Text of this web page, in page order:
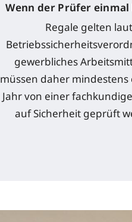
Wenn der Prüfer
Regale gelten laut
gewerbliches
müssen daher mindestens
Jahr von einer
auf Sicherheit geprüft